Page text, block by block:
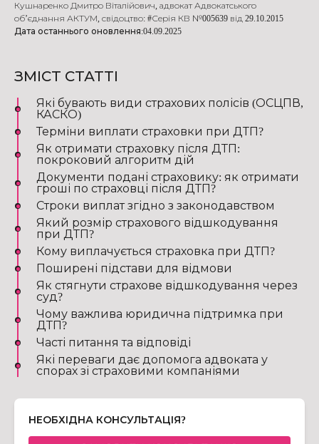
Кушнаренко Дмитро Віталійович, адвокат Адвокатського
об’єднання АКТУМ, свідоцтво: #Серія КВ №005639 від 29.10.2015
Дата останнього оновлення:04.09.2025
ЗМІСТ СТАТТІ
Які бувають види страхових полісів (ОСЦПВ,
КАСКО)
Терміни виплати страховки при ДТП?
Як отримати страховку після ДТП:
покроковий алгоритм дій
Документи подані страховику: як отримати
гроші по страховці після ДТП?
Строки виплат згідно з законодавством
Який розмір страхового відшкодування
при ДТП?
Кому виплачується страховка при ДТП?
Поширені підстави для відмови
Як стягнути страхове відшкодування через
суд?
Чому важлива юридична підтримка при
ДТП?
Часті питання та відповіді
Які переваги дає допомога адвоката у
спорах зі страховими компаніями
НЕОБХІДНА КОНСУЛЬТАЦІЯ?